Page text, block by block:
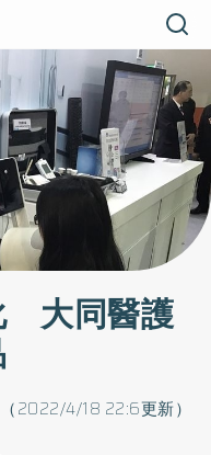
大同醫護
2022/4/18 22:6更新）